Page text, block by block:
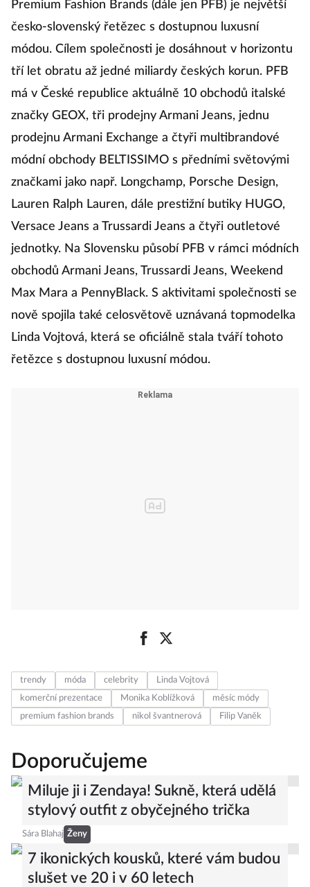
Premium Fashion Brands (dále jen PFB) je největší
česko-slovenský řetězec s dostupnou luxusní
módou. Cílem společnosti je dosáhnout v horizontu
tří let obratu až jedné miliardy českých korun. PFB
má v České republice aktuálně 10 obchodů italské
značky GEOX, tři prodejny Armani Jeans, jednu
prodejnu Armani Exchange a čtyři multibrandové
módní obchody BELTISSIMO s předními světovými
značkami jako např. Longchamp, Porsche Design,
Lauren Ralph Lauren, dále prestižní butiky HUGO,
Versace Jeans a Trussardi Jeans a čtyři outletové
jednotky. Na Slovensku působí PFB v rámci módních
obchodů Armani Jeans, Trussardi Jeans, Weekend
Max Mara a PennyBlack. S aktivitami společnosti se
nově spojila také celosvětově uznávaná topmodelka
Linda Vojtová, která se oficiálně stala tváří tohoto
řetězce s dostupnou luxusní módou.
trendy móda celebrity
Linda Vojtová
komerční prezentace
Monika Koblížková
měsíc módy
premium fashion brands
nikol švantnerová Filip Vaněk
Doporučujeme
Miluje ji i Zendaya! Sukně, která udělá
stylový outfit z obyčejného trička
Sára Blahaj Ženy
7 ikonických kousků, které vám budou
slušet ve 20 i v 60 letech